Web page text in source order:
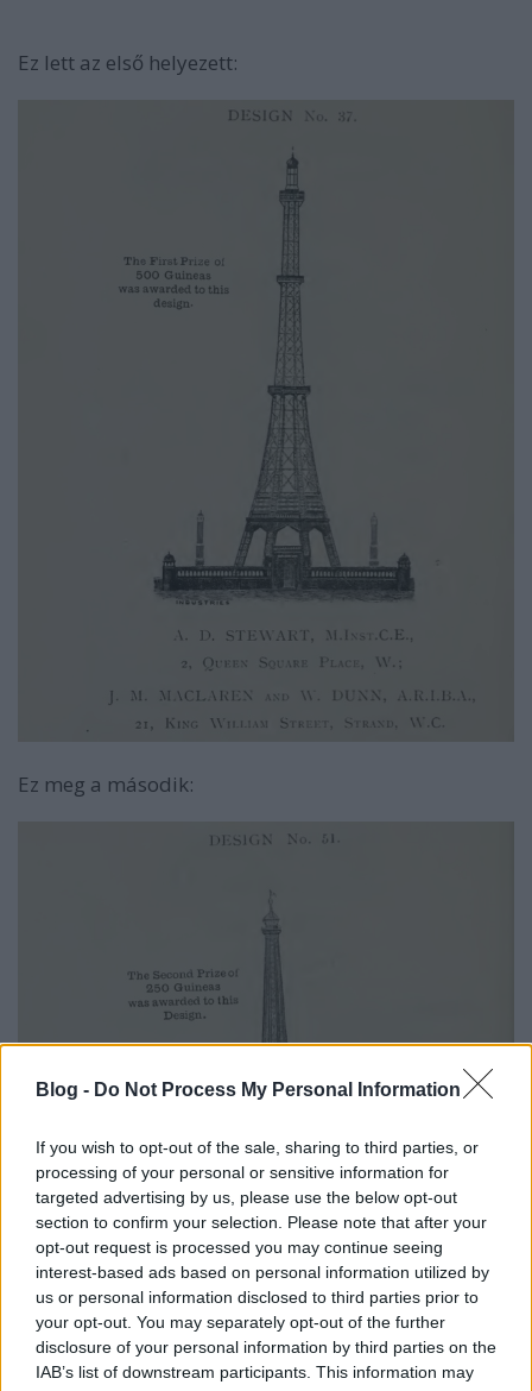
Blog - Do Not Process My Personal Information
If you wish to opt-out of the sale, sharing to third parties, or
processing of your personal or sensitive information for
targeted advertising by us, please use the below opt-out
section to confirm your selection. Please note that after your
opt-out request is processed you may continue seeing
interest-based ads based on personal information utilized by
us or personal information disclosed to third parties prior to
your opt-out. You may separately opt-out of the further
disclosure of your personal information by third parties on the
IAB’s list of downstream participants. This information may
Ez lett az első helyezett:
Ez meg a második: